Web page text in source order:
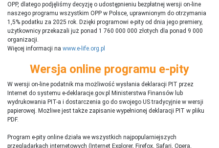
OPP, dlatego podjęliśmy decyzję o udostępnieniu bezpłatnej wersji on-line
naszego programu wszystkim OPP w Polsce, uprawnionym do otrzymania
1,5% podatku za 2025 rok. Dzięki programowi e-pity od dnia jego premiery,
użytkownicy przekazali już ponad 1 760 000 000 złotych dla ponad 9 000
organizacji.
Więcej informacji na www.e-life.org.pl
Wersja online programu e-pity
W wersji on-line podatnik ma możliwość wysłania deklaracji PIT przez
Internet do systemu e-deklaracje.gov.pl Ministerstwa Finansów lub
wydrukowania PIT-a i dostarczenia go do swojego US tradycyjnie w wersji
papierowej. Możliwe jest także zapisanie wypełnionej deklaracji PIT w pliku
PDF.
Program e-pity online działa we wszystkich najpopularniejszych
przeglądarkach internetowych (Internet Explorer, Firefox, Safari, Opera,